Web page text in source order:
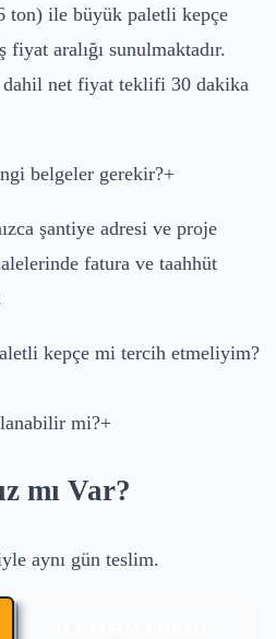
ton) ile büyük paletli kepçe
fiyat aralığı sunulmaktadır.
dahil net fiyat teklifi 30 dakika
belgeler gerekir?+
şantiye adresi ve proje
fatura ve taahhüt
kepçe mi tercih etmeliyim?
mi?+
mı Var?
aynı gün teslim.